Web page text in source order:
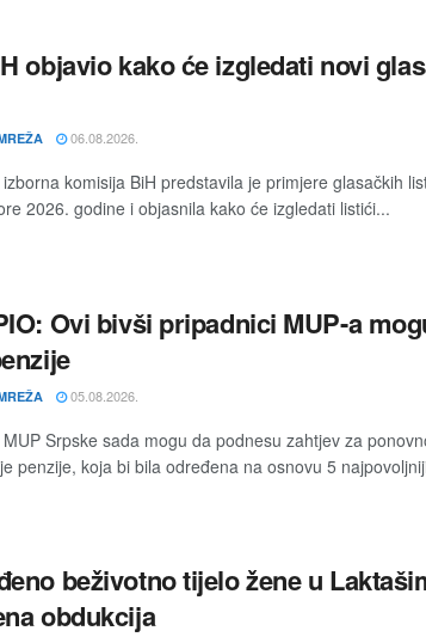
objavio kako će izgledati novi
06.08.2026.
komisija BiH predstavila je primjere glasačkih
2026. godine i objasnila kako će izgledati listići...
Ovi bivši pripadnici MUP-a
05.08.2026.
Srpske sada mogu da podnesu zahtjev za
penzije, koja bi bila određena na osnovu 5
beživotno tijelo žene u
obdukcija